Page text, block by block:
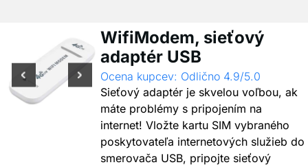
WifiModem, sieťový
adaptér USB
Ocena kupcev: Odlično 4.9/5.0
Sieťový adaptér je skvelou voľbou, ak
máte problémy s pripojením na
internet! Vložte kartu SIM vybraného
poskytovateľa internetových služieb do
smerovača USB, pripojte sieťový